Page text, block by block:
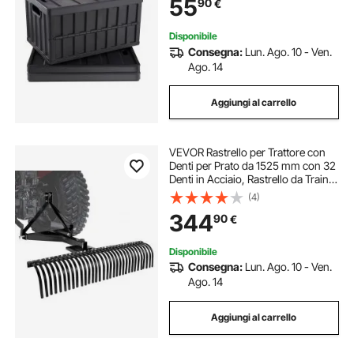
65L con Maniglie Coperchio Uso
Esterno Interno
5590€
Disponibile
Consegna: Lun. Ago. 10 - Ven.
Ago. 14
Aggiungi al carrello
VEVOR Rastrello per Trattore con
Denti per Prato da 1525 mm con 32
Denti in Acciaio, Rastrello da Traino
per Paesaggistica a 3 Punti con
Attacchi per Trattore, per Giardino,
Fattoria, Erba
(4)
34490€
Disponibile
Consegna: Lun. Ago. 10 - Ven.
Ago. 14
Aggiungi al carrello